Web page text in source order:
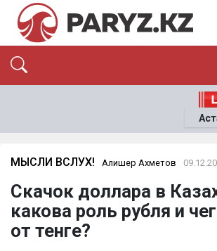
ЭКОНОМИКА
ОҚИҒА
News
МЫСЛИ ВСЛУХ! Алишер Ахметов
Скачок доллара в
какова роль рубля и
от тенге?